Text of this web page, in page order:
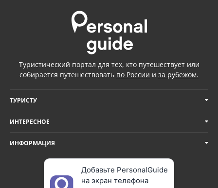
Туристический портал для тех, кто путешествует или
собирается путешествовать по России и за рубежом.
ТУРИСТУ
ИНТЕРЕСНОЕ
ИНФОРМАЦИЯ
Добавьте PersonalGuide
на экран телефона